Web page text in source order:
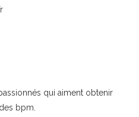
qui aiment obtenir
bpm.